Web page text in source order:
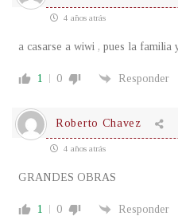
4 años atrás
a casarse a wiwi , pues la familia
1 0 Responder
Roberto Chavez
4 años atrás
GRANDES OBRAS
1 0 Responder